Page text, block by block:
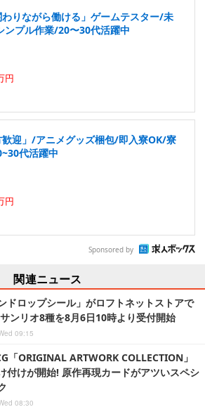
わりながら働ける」ゲームテスター/未
プル作業/20〜30代活躍中
円
歓迎」/アニメグッズ梱包/即入寮OK/寮
代活躍中
円
Sponsored by
関連ニュース
ドロップシール」がロフトネットストアで
ンリオ8種を8月6日10時より受付開始
09:15
「ORIGINAL ARTWORK COLLECTION」
付けが開始! 原作再現カードがアツいスペシ
08:30